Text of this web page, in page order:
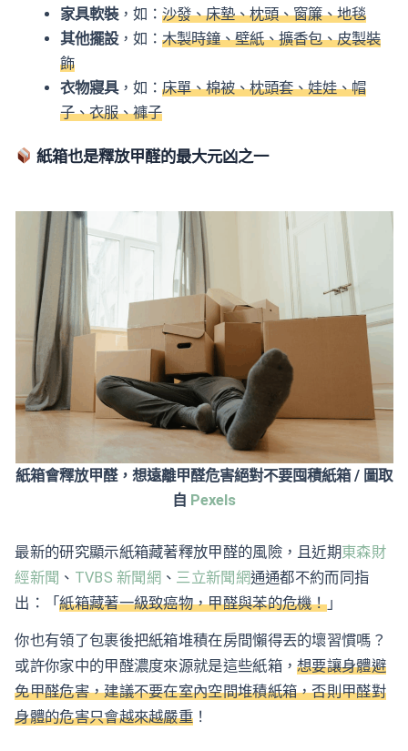
家具軟裝，如： 沙發、床墊、枕頭、窗簾、地毯
其他擺設，如： 木製時鐘、壁紙、擴香包、皮製裝
飾
衣物寢具，如： 床單、棉被、枕頭套、娃娃、帽
子、衣服、褲子
紙箱也是釋放甲醛的最大元凶之一
紙箱會釋放甲醛，想遠離甲醛危害絕對不要囤積紙箱 / 圖取
自 Pexels
最新的研究顯示紙箱藏著釋放甲醛的風險，且近期東森財
經新聞 、 TVBS 新聞網 、 三立新聞網通通都不約而同指
出：「紙箱藏著一級致癌物，甲醛與苯的危機！」
你也有領了包裹後把紙箱堆積在房間懶得丟的壞習慣嗎？
或許你家中的甲醛濃度來源就是這些紙箱，想要讓身體避
免甲醛危害，建議不要在室內空間堆積紙箱，否則甲醛對
身體的危害只會越來越嚴重 ！